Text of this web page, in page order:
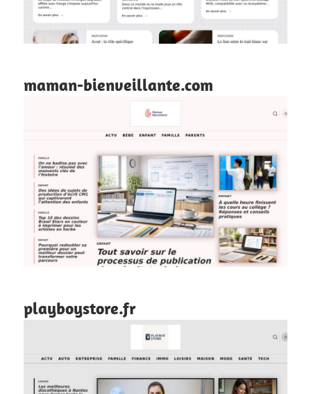
maman-bienveillante.com
playboystore.fr